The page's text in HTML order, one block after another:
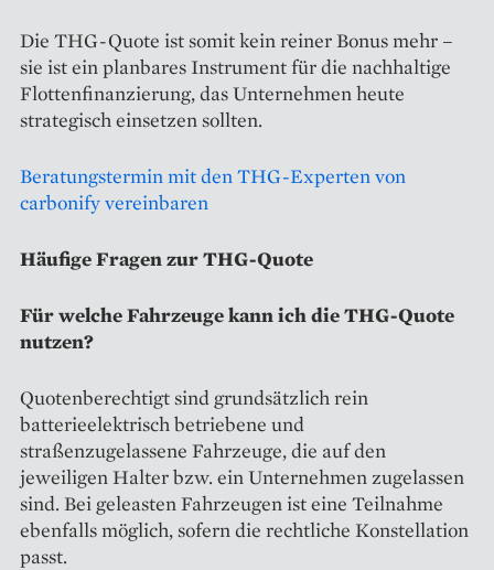
Die THG-Quote ist somit kein reiner Bonus mehr –
sie ist ein planbares Instrument für die nachhaltige
Flottenfinanzierung, das Unternehmen heute
strategisch einsetzen sollten.
Beratungstermin mit den THG-Experten von
carbonify vereinbaren
Häufige Fragen zur THG-Quote
Für welche Fahrzeuge kann ich die THG-Quote
nutzen?
Quotenberechtigt sind grundsätzlich rein
batterieelektrisch betriebene und
straßenzugelassene Fahrzeuge, die auf den
jeweiligen Halter bzw. ein Unternehmen zugelassen
sind. Bei geleasten Fahrzeugen ist eine Teilnahme
ebenfalls möglich, sofern die rechtliche Konstellation
passt.